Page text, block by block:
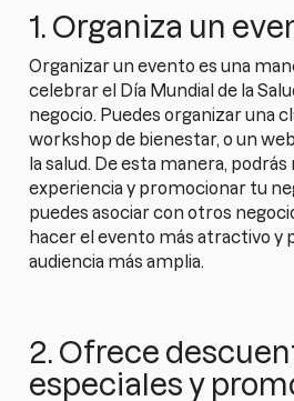
1. Organiza un
Organizar un evento es una
celebrar el Día Mundial de la
negocio. Puedes organizar una
workshop de bienestar, o un
la salud. De esta manera,
experiencia y promocionar tu
puedes asociar con otros
hacer el evento más atractivo y
audiencia más amplia.
2. Ofrece
especiales y